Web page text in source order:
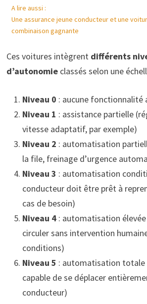
A lire aussi :
Une assurance jeune conducteur et une
combinaison gagnante
Ces voitures intègrent différents
d’autonomieclassés selon une
Niveau 0 : aucune fonctionnalité
Niveau 1 : assistance partielle
vitesse adaptatif, par exemple)
Niveau 2 : automatisation
la file, freinage d’urgence
Niveau 3 : automatisation
conducteur doit être prêt à
cas de besoin)
Niveau 4: automatisation élevée
circuler sans intervention
conditions)
Niveau 5 : automatisation totale
capable de se déplacer
conducteur)